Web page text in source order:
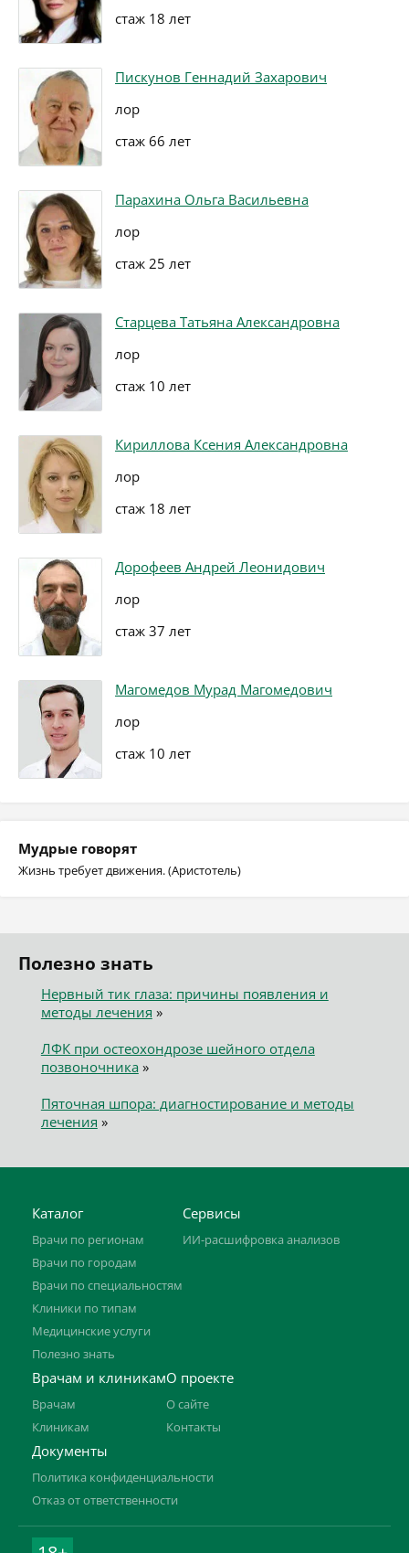
стаж 18 лет
Пискунов Геннадий Захарович
лор
стаж 66 лет
Парахина Ольга Васильевна
лор
стаж 25 лет
Старцева Татьяна Александровна
лор
стаж 10 лет
Кириллова Ксения Александровна
лор
стаж 18 лет
Дорофеев Андрей Леонидович
лор
стаж 37 лет
Магомедов Мурад Магомедович
лор
стаж 10 лет
Мудрые говорят
Жизнь требует движения. (Аристотель)
Полезно знать
Нервный тик глаза: причины появления и
методы лечения »
ЛФК при остеохондрозе шейного отдела
позвоночника»
Пяточная шпора: диагностирование и методы
лечения »
Каталог
Врачи по регионам
Врачи по городам
Врачи по специальностям
Клиники по типам
Медицинские услуги
Полезно знать
Сервисы
ИИ-расшифровка анализов
Врачам и клиникам
Врачам
Клиникам
О проекте
О сайте
Контакты
Документы
Политика конфиденциальности
Отказ от ответственности